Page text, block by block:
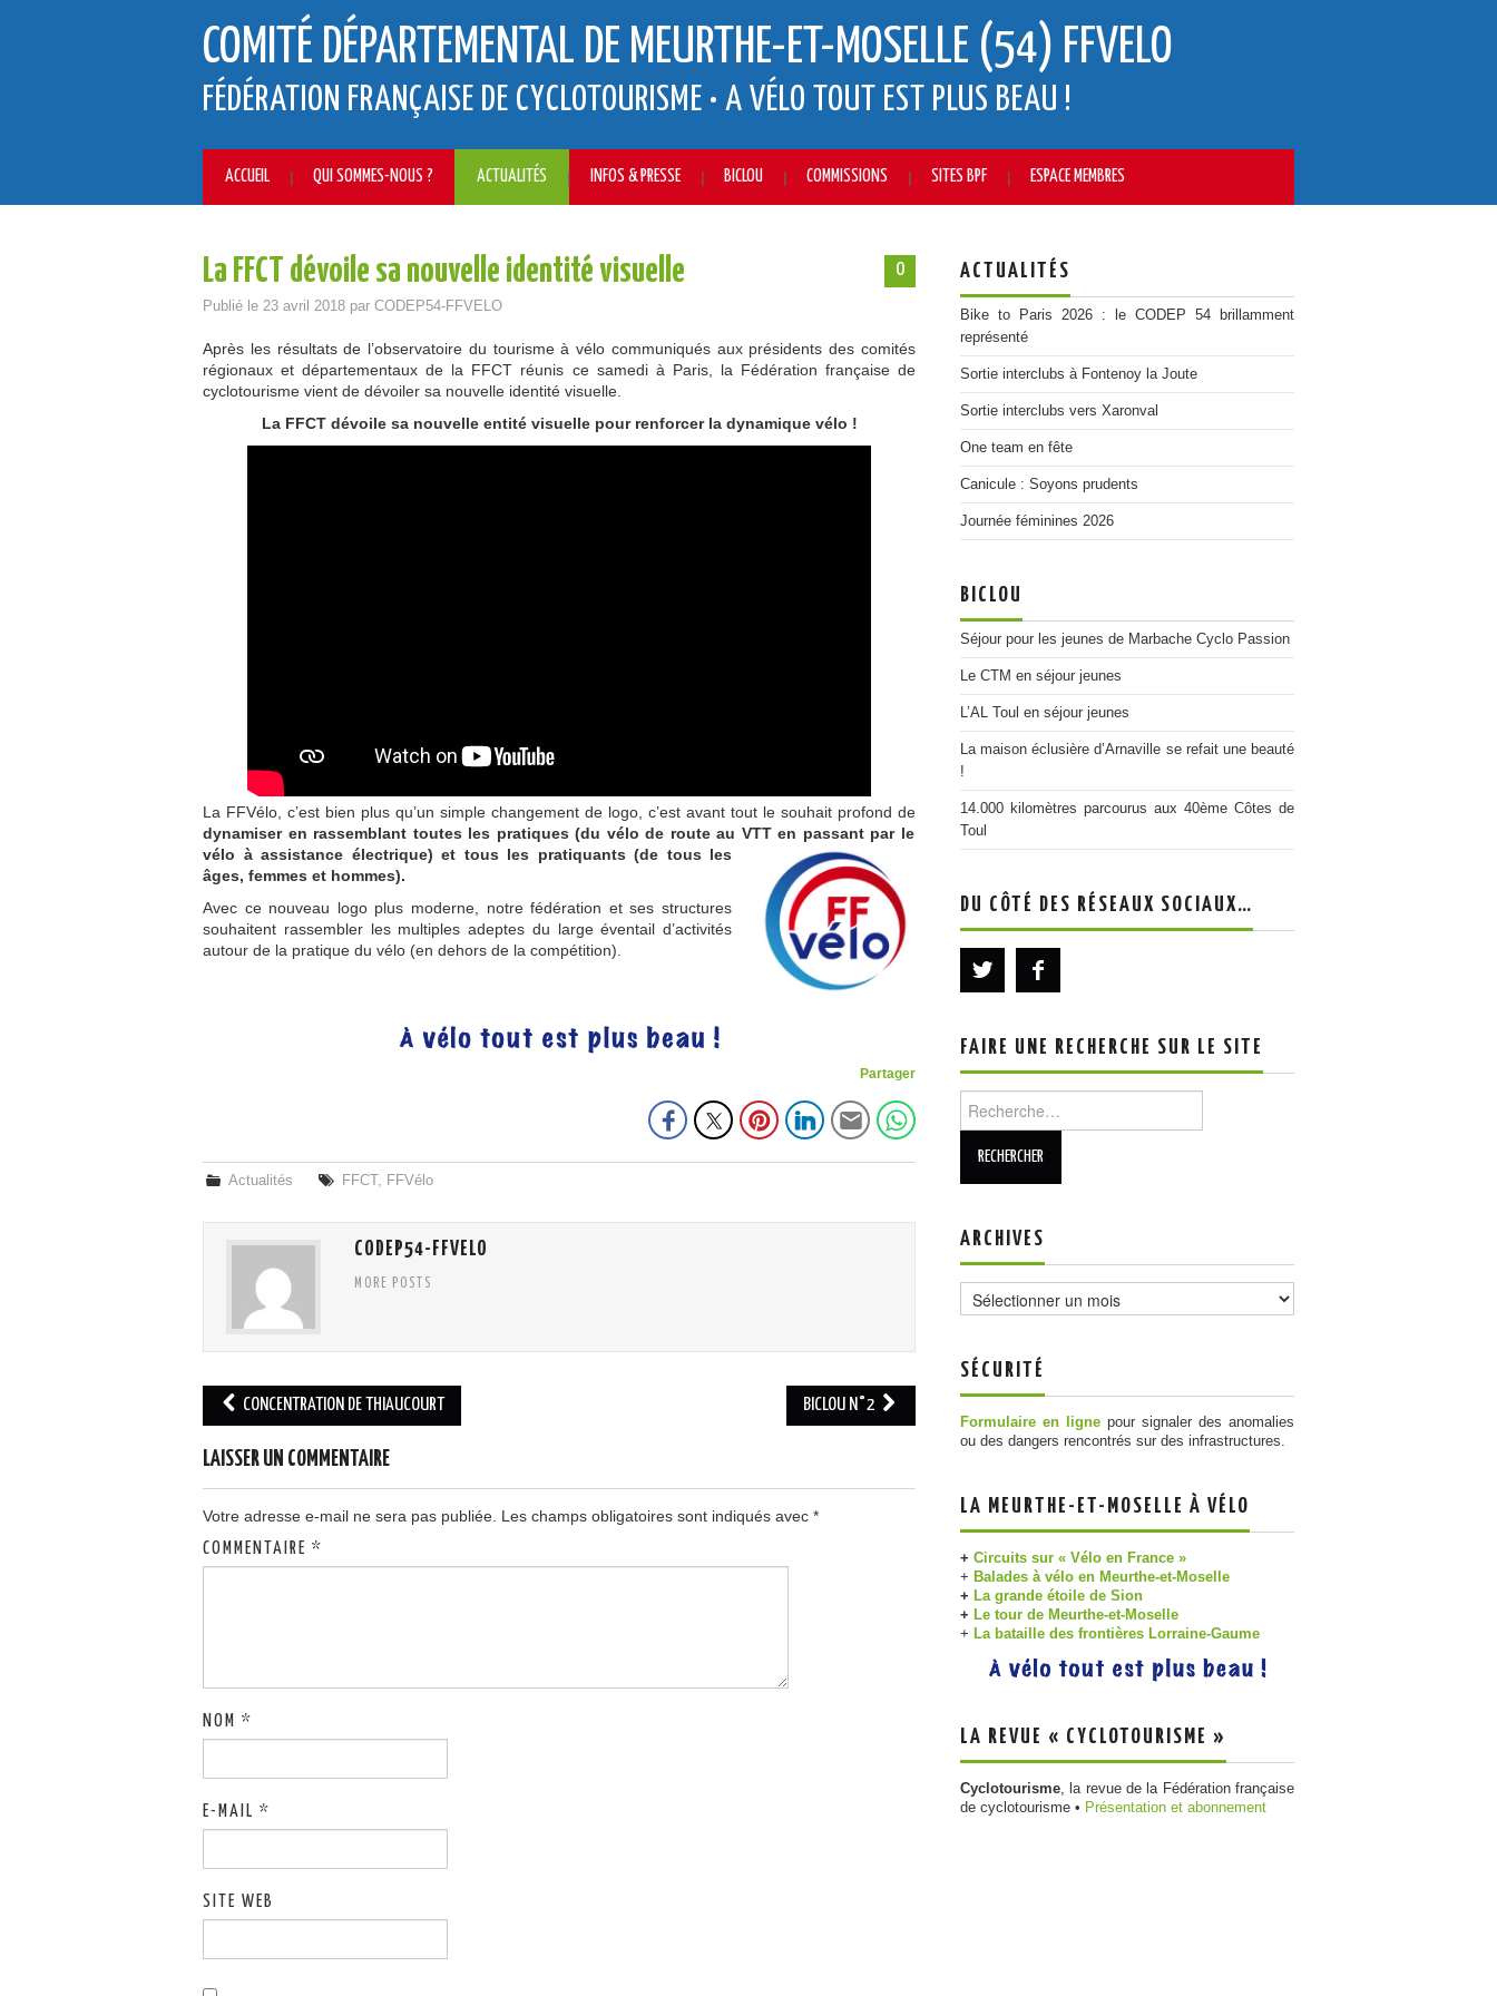
COMITÉ DÉPARTEMENTAL DE MEURTHE-ET-MOSELLE (54) FFVELO
FÉDÉRATION FRANÇAISE DE CYCLOTOURISME • A VÉLO TOUT EST PLUS BEAU !
ACCUEIL QUI SOMMES-NOUS ? ACTUALITÉS INFOS & PRESSE BICLOU COMMISSIONS SITES BPF ESPACE MEMBRES
0
La FFCT dévoile sa nouvelle identité visuelle
Publié le 23 avril 2018 par CODEP54-FFVELO
Après les résultats de l’observatoire du tourisme à vélo communiqués aux présidents des comités
régionaux et départementaux de la FFCT réunis ce samedi à Paris, la Fédération française de
cyclotourisme vient de dévoiler sa nouvelle identité visuelle.
La FFCT dévoile sa nouvelle entité visuelle pour renforcer la dynamique vélo !
La FFVélo, c’est bien plus qu’un simple changement de logo, c’est avant tout le souhait profond de
dynamiser en rassemblant toutes les pratiques (du vélo de route au VTT en passant par le
vélo à assistance électrique) et tous les pratiquants (de tous les
âges, femmes et hommes).
Avec ce nouveau logo plus moderne, notre fédération et ses structures
souhaitent rassembler les multiples adeptes du large éventail d’activités
autour de la pratique du vélo (en dehors de la compétition).
Partager
Actualités FFCT , FFVélo
CODEP54-FFVELO
MORE POSTS
Navigation
des
articles
CONCENTRATION DE THIAUCOURT BICLOU N°2
LAISSER UN COMMENTAIRE
Votre adresse e-mail ne sera pas publiée. Les champs obligatoires sont indiqués avec *
COMMENTAIRE *
NOM *
E-MAIL *
SITE WEB
ACTUALITÉS
Bike to Paris 2026 : le CODEP 54 brillamment
représenté
Sortie interclubs à Fontenoy la Joute
Sortie interclubs vers Xaronval
One team en fête
Canicule : Soyons prudents
Journée féminines 2026
BICLOU
Séjour pour les jeunes de Marbache Cyclo Passion
Le CTM en séjour jeunes
L’AL Toul en séjour jeunes
La maison éclusière d’Arnaville se refait une beauté
!
14.000 kilomètres parcourus aux 40ème Côtes de
Toul
DU CÔTÉ DES RÉSEAUX SOCIAUX…
FAIRE UNE RECHERCHE SUR LE SITE
ARCHIVES
SÉCURITÉ
Formulaire en ligne pour signaler des anomalies
ou des dangers rencontrés sur des infrastructures.
LA MEURTHE-ET-MOSELLE À VÉLO
+ Circuits sur « Vélo en France »
+ Balades à vélo en Meurthe-et-Moselle
+ La grande étoile de Sion
+ Le tour de Meurthe-et-Moselle
+ La bataille des frontières Lorraine-Gaume
LA REVUE « CYCLOTOURISME »
Cyclotourisme, la revue de la Fédération française
de cyclotourisme • Présentation et abonnement